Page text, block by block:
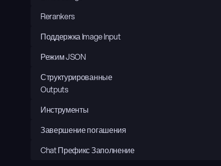
Rerankers
Поддержка Image Input
Режим JSON
Структурированные
Outputs
Инструменты
Завершение погашения
Chat Префикс Заполнение